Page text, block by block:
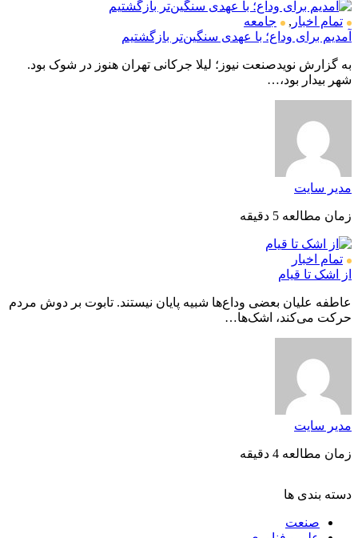
تمام اخبار ,
جامعه
آمدیم برای وداع؛ با عهدی سنگین‌تر بازگشتیم
به گزارش نویدصنعت نیوز؛ لیلا جرکانی تهران هنوز در شوک بود.
شهر بیدار بود،…
مدیر سایت
زمان مطالعه 5 دقیقه
تمام اخبار
از اشک تا قیام
عاطفه علیان بعضی وداع‌ها شبیه پایان نیستند. تابوت بر دوش مردم
حرکت می‌کند، اشک‌ها…
مدیر سایت
زمان مطالعه 4 دقیقه
دسته بندی ها
صنعت